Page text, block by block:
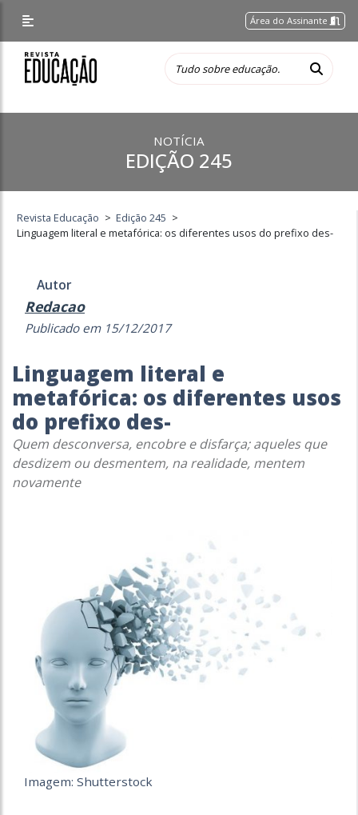
Área do Assinante
NOTÍCIA
EDIÇÃO 245
Revista Educação > Edição 245 >
Linguagem literal e metafórica: os diferentes usos do prefixo des-
Autor
Redacao
Publicado em 15/12/2017
Linguagem literal e
metafórica: os diferentes usos
do prefixo des-
Quem desconversa, encobre e disfarça; aqueles que
desdizem ou desmentem, na realidade, mentem
novamente
Imagem: Shutterstock